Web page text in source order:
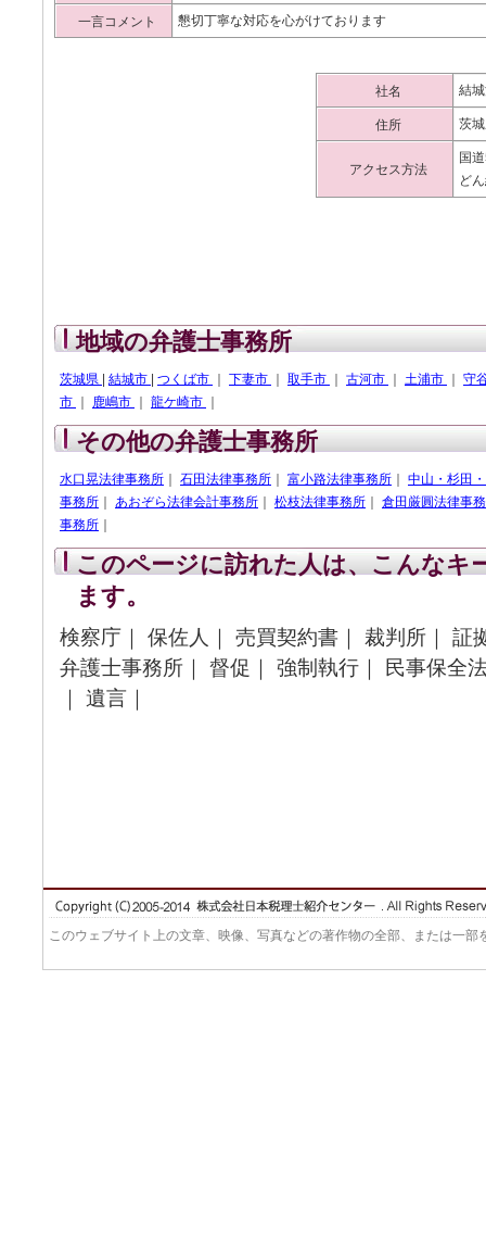
一言コメント 懇切丁寧な対応を心がけております
社名 結
住所 茨
アクセス方法
国
ど
地域の弁護士事務所
茨城県 結城市 つくば市 下妻市 取手市 古河市 土浦市
守
市
鹿嶋市 龍ケ崎市
その他の弁護士事務所
水口晃法律事務所 石田法律事務所 富小路法律事務所
中山・杉田
事務所
あおぞら法律会計事務所 松枝法律事務所
倉田厳圓法律事
事務所
このページに訪れた人は、こんなキ
ます。
検察庁｜ 保佐人｜ 売買契約書｜ 裁判所｜ 証
弁護士事務所｜ 督促｜ 強制執行｜ 民事保全
｜ 遺言｜
このウェブサイト上の文章、映像、写真などの著作物の全部、または一